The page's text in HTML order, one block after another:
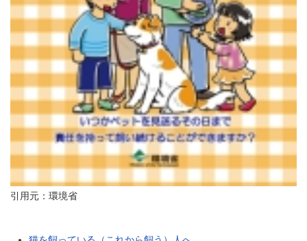
引用元：環境省